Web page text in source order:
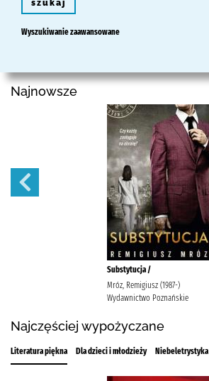
szukaj
Wyszukiwanie zaawansowane
Najnowsze
Substytucja /
Mróz, Remigiusz (1987-)
Wydawnictwo Poznańskie
Najczęściej wypożyczane
Literatura piękna Dla dzieci i młodzieży Niebeletrystyka